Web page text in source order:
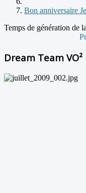
Bon anniversaire
Temps de génération de
Dream Team VO²